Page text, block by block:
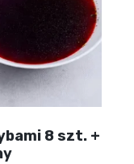
8 szt. +